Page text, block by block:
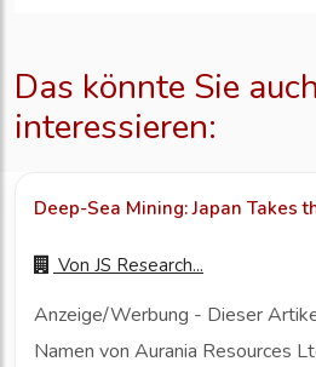
Das könnte Sie auch
interessieren:
Deep-Sea Mining: Japan Takes
Von JS Research...
Anzeige/Werbung - Dieser
Namen von Aurania Resources